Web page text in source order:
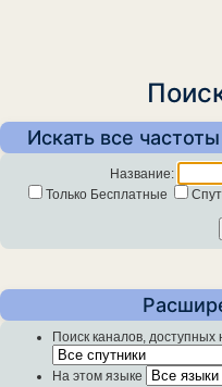
Искать все
Название:
Только Бесплатные
Поиск каналов, доступных
На этом языке